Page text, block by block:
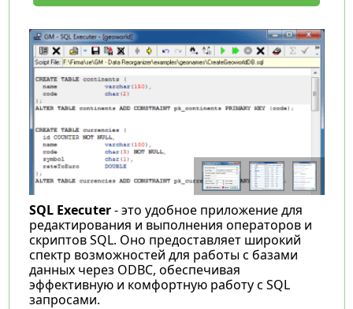
SQL Executer- это удобное приложение для
редактирования и выполнения операторов и
скриптов SQL. Оно предоставляет широкий
спектр возможностей для работы с базами
данных через ODBC, обеспечивая
эффективную и комфортную работу с SQL
запросами.